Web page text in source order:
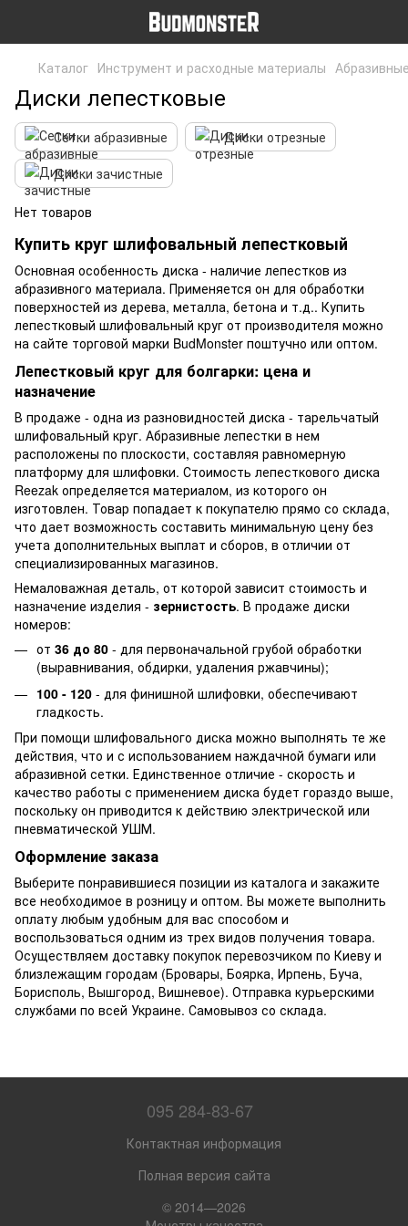
Каталог Инструмент и расходные материалы
Диски лепестковые
Сетки абразивные
Диски отрезные
Диски зачистные
Нет товаров
Купить круг шлифовальный лепестковый
Основная особенность диска - наличие лепестков из
абразивного материала. Применяется он для обработки
поверхностей из дерева, металла, бетона и т.д.. Купить
лепестковый шлифовальный круг от производителя можно
на сайте торговой марки BudMonster поштучно или оптом.
Лепестковый круг для болгарки: цена и
назначение
В продаже - одна из разновидностей диска - тарельчатый
шлифовальный круг. Абразивные лепестки в нем
расположены по плоскости, составляя равномерную
платформу для шлифовки. Стоимость лепесткового диска
Reezak определяется материалом, из которого он
изготовлен. Товар попадает к покупателю прямо со склада,
что дает возможность составить минимальную цену без
учета дополнительных выплат и сборов, в отличии от
специализированных магазинов.
Немаловажная деталь, от которой зависит стоимость и
назначение изделия - зернистость. В продаже диски
номеров:
от 36 до 80 - для первоначальной грубой обработки
(выравнивания, обдирки, удаления ржавчины);
100 - 120 - для финишной шлифовки, обеспечивают
гладкость.
При помощи шлифовального диска можно выполнять те же
действия, что и с использованием наждачной бумаги или
абразивной сетки. Единственное отличие - скорость и
качество работы с применением диска будет гораздо выше,
поскольку он приводится к действию электрической или
пневматической УШМ.
Оформление заказа
Выберите понравившиеся позиции из каталога и закажите
все необходимое в розницу и оптом. Вы можете выполнить
оплату любым удобным для вас способом и
воспользоваться одним из трех видов получения товара.
Осуществляем доставку покупок перевозчиком по Киеву и
близлежащим городам (Бровары, Боярка, Ирпень, Буча,
Борисполь, Вышгород, Вишневое). Отправка курьерскими
службами по всей Украине. Самовывоз со склада.
095 284-83-67
Контактная информация
Полная версия сайта
© 2014—2026